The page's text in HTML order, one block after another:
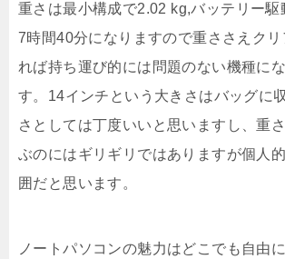
重さは最小構成で2.02 kg,バッテリー駆
7時間40分になりますので重ささえク
れば持ち運び的には問題のない機種に
す。14インチという大きさはバッグに
さとしては丁度いいと思いますし、重
ぶのにはギリギリではありますが個人
囲だと思います。
ノートパソコンの魅力はどこでも自由